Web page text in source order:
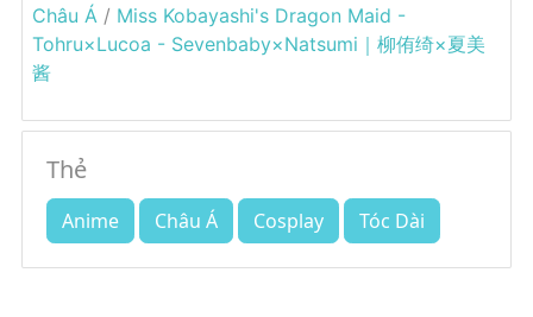
Châu Á / Miss Kobayashi's Dragon Maid -
Tohru×Lucoa - Sevenbaby×Natsumi｜柳侑绮×夏美
酱
Thẻ
Anime Châu Á Cosplay Tóc Dài